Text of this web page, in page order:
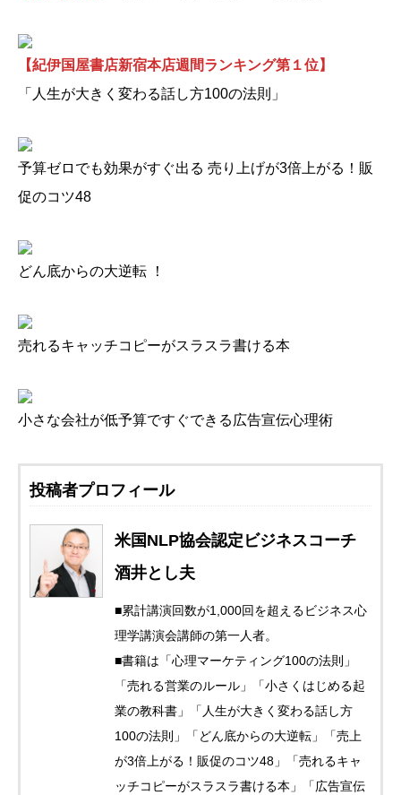
【紀伊国屋書店新宿本店週間ランキング第１位】
「人生が大きく変わる話し方100の法則」
予算ゼロでも効果がすぐ出る 売り上げが3倍上がる！販
促のコツ48
どん底からの大逆転 ！
売れるキャッチコピーがスラスラ書ける本
小さな会社が低予算ですぐできる広告宣伝心理術
投稿者プロフィール
米国NLP協会認定ビジネスコーチ
酒井とし夫
■累計講演回数が1,000回を超えるビジネス心
理学講演会講師の第一人者。
■書籍は「心理マーケティング100の法則」
「売れる営業のルール」「小さくはじめる起
業の教科書」「人生が大きく変わる話し方
100の法則」「どん底からの大逆転」「売上
が3倍上がる！販促のコツ48」「売れるキャ
ッチコピーがスラスラ書ける本」「広告宣伝